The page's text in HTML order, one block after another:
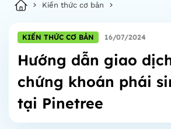
Kiến thức cơ bản
KIẾN THỨC CƠ BẢN 16/07/2024
Hướng dẫn giao
chứng khoán phái
tại Pinetree